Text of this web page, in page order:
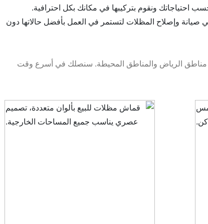
احتياجاتك ونقوم بتركيبها في مكانك بكل احترافية.
صيانة وإصلاح المظلات لتستمر في العمل بأفضل حالاتها دون
مناطق الرياض والمناطق المحيطة. سنصلك في أسرع وقت